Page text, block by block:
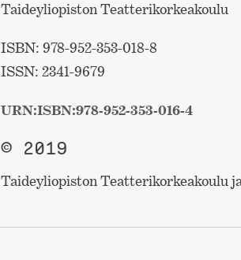
Taideyliopiston Teatterikorkeakoulu
ISBN: 978-952-353-018-8
ISSN: 2341-9679
URN:ISBN:978-952-353-016-4
© 2019
Taideyliopiston Teatterikorkeakoulu